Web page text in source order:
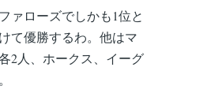
ァローズでしかも1位と
て優勝するわ。他はマ
2人、ホークス、イーグ